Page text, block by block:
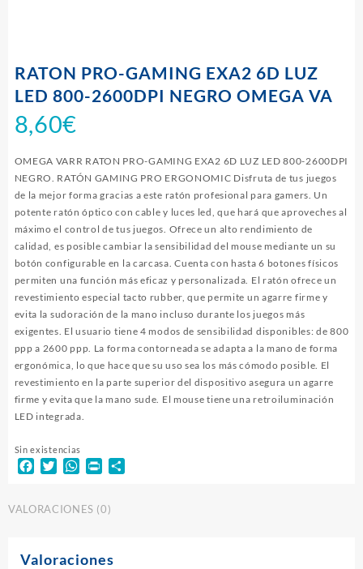
RATON PRO-GAMING EXA2 6D LUZ
LED 800-2600DPI NEGRO OMEGA VA
8,60€
OMEGA VARR RATON PRO-GAMING EXA2 6D LUZ LED 800-2600DPI
NEGRO. RATÓN GAMING PRO ERGONOMIC Disfruta de tus juegos
de la mejor forma gracias a este ratón profesional para gamers. Un
potente ratón óptico con cable y luces led, que hará que aproveches al
máximo el control de tus juegos. Ofrece un alto rendimiento de
calidad, es posible cambiar la sensibilidad del mouse mediante un su
botón configurable en la carcasa. Cuenta con hasta 6 botones físicos
permiten una función más eficaz y personalizada. El ratón ofrece un
revestimiento especial tacto rubber, que permite un agarre firme y
evita la sudoración de la mano incluso durante los juegos más
exigentes. El usuario tiene 4 modos de sensibilidad disponibles: de 800
ppp a 2600 ppp. La forma contorneada se adapta a la mano de forma
ergonómica, lo que hace que su uso sea los más cómodo posible. El
revestimiento en la parte superior del dispositivo asegura un agarre
firme y evita que la mano sude. El mouse tiene una retroiluminación
LED integrada.
Sin existencias
Facebook
TwitterWhatsApp
Print
VALORACIONES (0)
Valoraciones